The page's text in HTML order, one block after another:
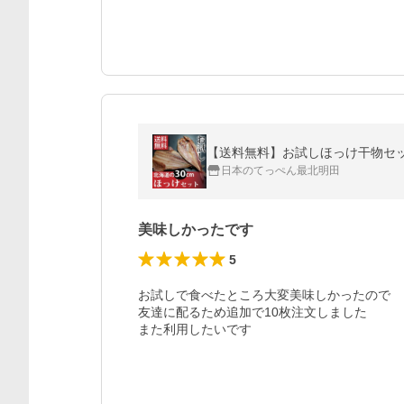
【送料無料】お試しほっけ干物セ
日本のてっぺん最北明田
美味しかったです
5
お試しで食べたところ大変美味しかったので
友達に配るため追加で10枚注文しました
また利用したいです